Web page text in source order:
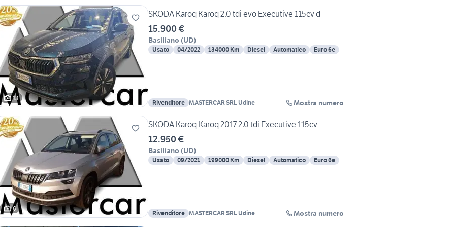
13
SKODA Karoq Karoq 2.0 tdi evo Executive 115cv d
15.900 €
Basiliano (UD)
Usato 04/2022 134000 Km Diesel Automatico Euro 6e
Rivenditore MASTERCAR SRL Udine Mostra numero
6
SKODA Karoq Karoq 2017 2.0 tdi Executive 115cv
12.950 €
Basiliano (UD)
Usato 09/2021 199000 Km Diesel Automatico Euro 6e
Rivenditore MASTERCAR SRL Udine Mostra numero